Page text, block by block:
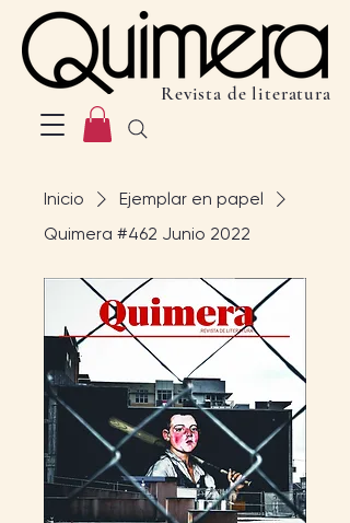
Revista de literatura
Inicio
Ejemplar en papel
Quimera #462 Junio 2022